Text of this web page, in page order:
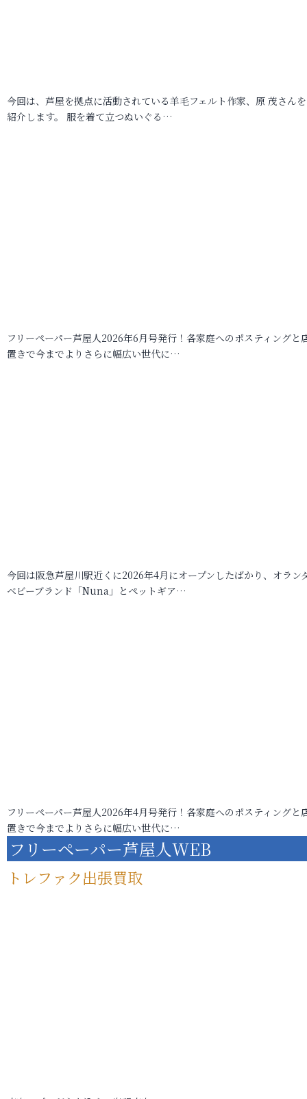
今回は、芦屋を拠点に活動されている羊毛フェルト作家、原 茂さん
紹介します。 服を着て立つぬいぐる…
フリーペーパー芦屋人2026年6月号発行！各家庭へのポスティングと
置きで今までよりさらに幅広い世代に…
今回は阪急芦屋川駅近くに2026年4月にオープンしたばかり、オラン
ベビーブランド「Nuna」とペットギア…
フリーペーパー芦屋人2026年4月号発行！各家庭へのポスティングと
置きで今までよりさらに幅広い世代に…
フリーペーパー芦屋人WEB
トレファク出張買取